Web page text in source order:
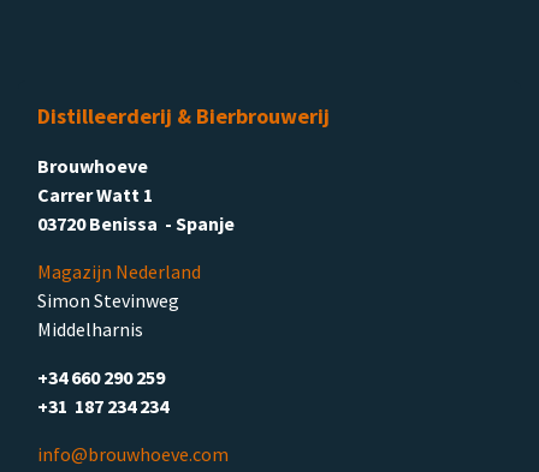
Distilleerderij & Bierbrouwerij
Brouwhoeve
Carrer Watt 1
03720 Benissa - Spanje
Magazijn Nederland
Simon Stevinweg
Middelharnis
+34 660 290 259
+31 187 234 234
info@brouwhoeve.com